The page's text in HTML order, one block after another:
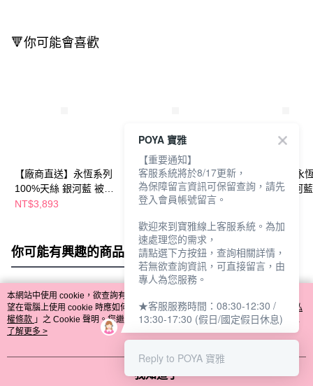
🔻你可能會喜歡
【廠商直送】永恆系列
100%天絲 銀河藍 被套
床包組-特大
NT$3,893
【廠商直送】永恆系列
100%天絲 銀河藍 兩用
被套床包組-加大
NT$4,046
【廠商直送】永
100%天絲 銀河
你可能有興趣的商品 全站排行
熱門標籤
本網站中使用 cookie，欲查詢有關本網站使用 cookie 方式之詳情，及若您不希
望在電腦上使用 cookie 時應如何變更電腦的 cookie 設定，請參閱本網站「
隱私
權條款 」之 Cookie 聲明。您繼續使用本網站即表示您同意本公司得按本網站使
用條款之 Cookie 聲明使用 cookie。
了解更多 >
我知道了
POYA 寶雅
【重要通知】
客服系統將於8/17更新，
為保障留言資訊可保留查詢，請先
登入會員帳號留言。
歡迎來到寶雅線上客服系統。為加
速處理您的需求，
請點選下方按鈕，查詢相關詳情，
若無欲查詢資訊，可直接留言，由
專人為您服務。
★客服服務時間：08:30-12:30 /
13:30-17:30 (假日/國定假日休息)
Reply to POYA 寶雅